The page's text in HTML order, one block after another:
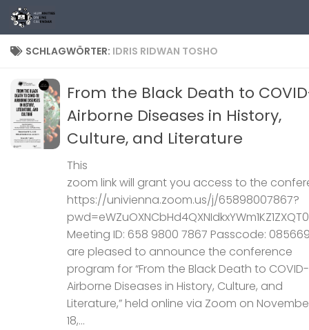
Zum Inhalt springen
SCHLAGWÖRTER: IDRIS RIDWAN TOSHO
From the Black Death to
Airborne Diseases in History,
Culture, and Literature
This
zoom link will grant you access to the
https://univienna.zoom.us/j/65898007867?
Meeting ID: 658 9800 7867 Passcode:
are pleased to announce the conference
program for “From the Black Death to COVID-
Airborne Diseases in History, Culture, and
Literature,” held online via Zoom on
18,...